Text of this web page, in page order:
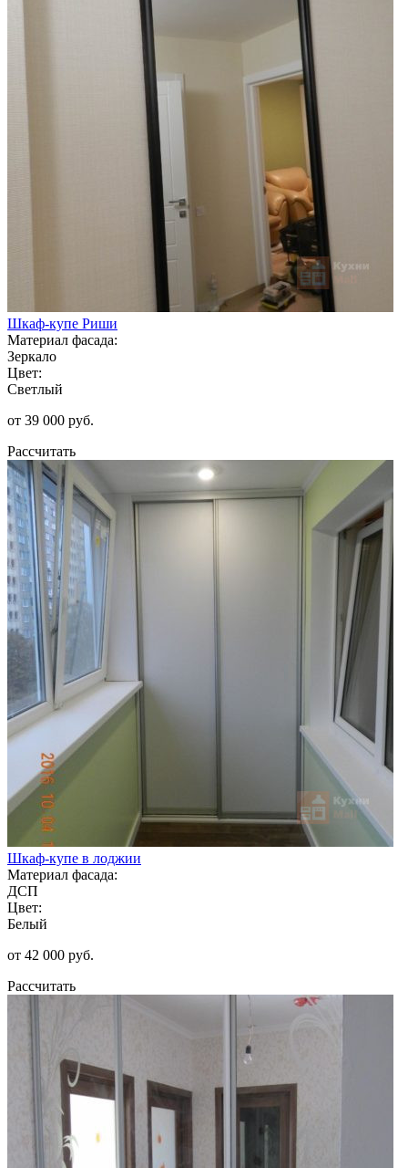
Шкаф-купе Риши
Материал фасада:
Зеркало
Цвет:
Светлый
от 39 000 руб.
Рассчитать
Шкаф-купе в лоджии
Материал фасада:
ДСП
Цвет:
Белый
от 42 000 руб.
Рассчитать